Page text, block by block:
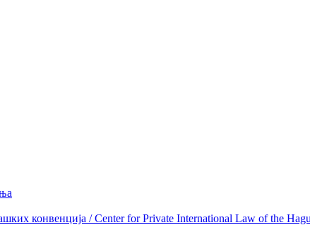
конвенција / Center for Private International Law of the